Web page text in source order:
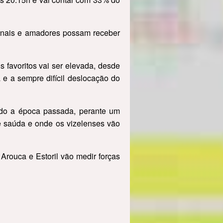
e amadores possam receber
favoritos vai ser elevada, desde
a sempre difícil deslocação do
a época passada, perante um
e onde os vizelenses vão
e Estoril vão medir forças